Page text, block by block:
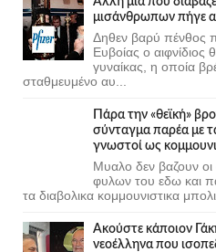
μισάνθρωπων πήγε
Δηθεν βαρύ πένθος
Ευβοίας ο αιφνίδιος
γυναίκας, η οποία
σταθμευμένο αυ...
Πάρα την «θεϊκή»
σύνταγμα παρέα με
γνωστοί ως
Μυαλο δεν βαζουν οι
φυλων του εδω και
τα διαβολικα κομμουνιστικα
Ακούστε κάποιον
νεοέλληνα που